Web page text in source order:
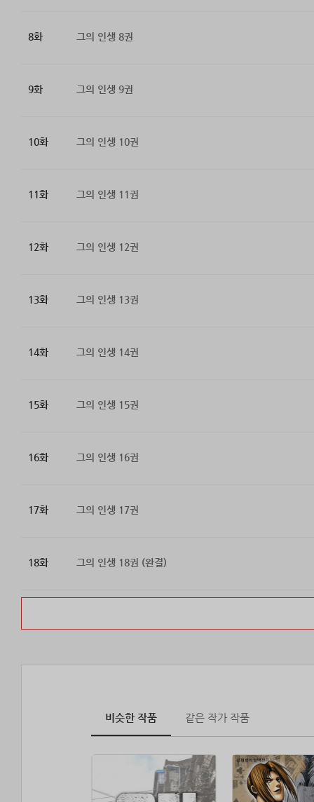
8화 그의 인생 8권
9화 그의 인생 9권
10화 그의 인생 10권
11화 그의 인생 11권
12화 그의 인생 12권
13화 그의 인생 13권
14화 그의 인생 14권
15화 그의 인생 15권
16화 그의 인생 16권
17화 그의 인생 17권
18화 그의 인생 18권 (완결)
비슷한 작품 같은 작가 작품